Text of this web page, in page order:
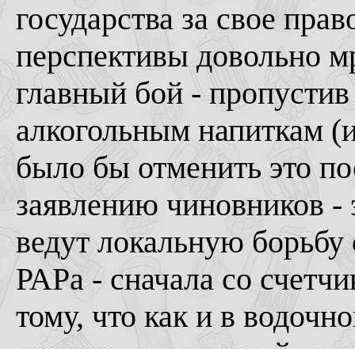
государства за свое
перспективы довольно
главный бой -
алкогольным напиткам
было бы отменить это
заявлению чиновников
ведут локальную
РАРа - сначала со
тому, что как и в